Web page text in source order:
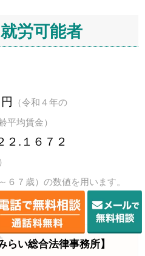
らい総合法律事務所】
労可能者
（令和４年の
平均賃金）
２.１６７２
７歳）の数値を用います。
（女性・主婦）